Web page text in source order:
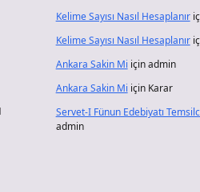
Kelime Sayısı Nasıl Hesaplanır
Kelime Sayısı Nasıl Hesaplanır
Ankara Sakin Mi içinadmin
Ankara Sakin Mi için Karar
Servet-I Fünun Edebiyatı
admin